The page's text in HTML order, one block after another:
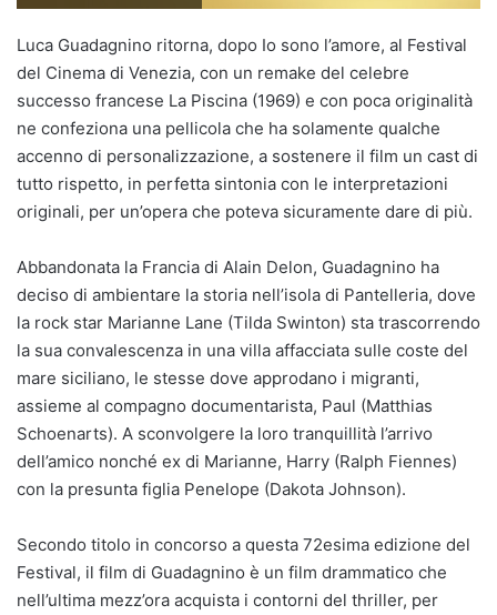
Luca Guadagnino ritorna, dopo Io sono l’amore, al Festival
del Cinema di Venezia, con un remake del celebre
successo francese La Piscina (1969) e con poca originalità
ne confeziona una pellicola che ha solamente qualche
accenno di personalizzazione, a sostenere il film un cast di
tutto rispetto, in perfetta sintonia con le interpretazioni
originali, per un’opera che poteva sicuramente dare di più.
Abbandonata la Francia di Alain Delon, Guadagnino ha
deciso di ambientare la storia nell’isola di Pantelleria, dove
la rock star Marianne Lane (Tilda Swinton) sta trascorrendo
la sua convalescenza in una villa affacciata sulle coste del
mare siciliano, le stesse dove approdano i migranti,
assieme al compagno documentarista, Paul (Matthias
Schoenarts). A sconvolgere la loro tranquillità l’arrivo
dell’amico nonché ex di Marianne, Harry (Ralph Fiennes)
con la presunta figlia Penelope (Dakota Johnson).
Secondo titolo in concorso a questa 72esima edizione del
Festival, il film di Guadagnino è un film drammatico che
nell’ultima mezz’ora acquista i contorni del thriller, per